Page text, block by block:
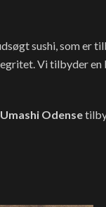
sushi, som er
Vi tilbyder en
Umashi Odense